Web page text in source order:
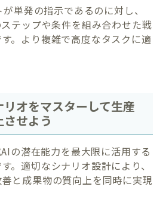
単発の指示であるのに対し、
テップや条件を組み合わせた戦
。より複雑で高度なタスクに適
オをマスターして生産
せよう
の潜在能力を最大限に活用する
。適切なシナリオ設計により、
と成果物の質向上を同時に実現